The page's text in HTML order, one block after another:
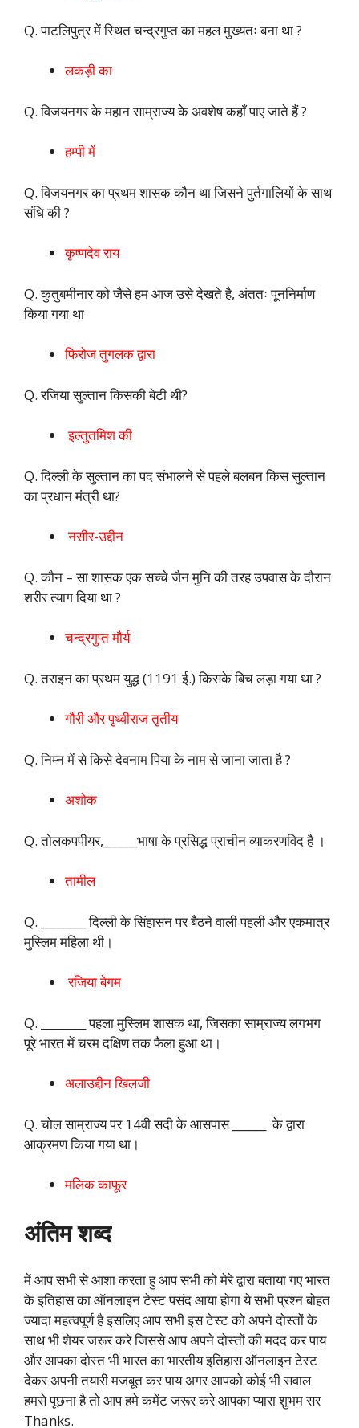
Q. पाटलिपुत्र में स्थित चन्द्रगुप्त का महल मुख्यतः बना था ?
लकड़ी का
Q. विजयनगर के महान साम्राज्य के अवशेष कहाँ पाए जाते हैं ?
हम्पी में
Q. विजयनगर का प्रथम शासक कौन था जिसने पुर्तगालियों के साथ
संधि की ?
कृष्णदेव राय
Q. कुतुबमीनार को जैसे हम आज उसे देखते है, अंततः पूननिर्माण
किया गया था
फिरोज तुगलक द्वारा
Q. रजिया सुल्तान किसकी बेटी थी?
इल्तुतमिश की
Q. दिल्ली के सुल्तान का पद संभालने से पहले बलबन किस सुल्तान
का प्रधान मंत्री था?
नसीर-उद्दीन
Q. कौन – सा शासक एक सच्चे जैन मुनि की तरह उपवास के दौरान
शरीर त्याग दिया था ?
चन्द्रगुप्त मौर्य
Q. तराइन का प्रथम युद्ध (1191 ई.) किसके बिच लड़ा गया था ?
गौरी और पृथ्वीराज तृतीय
Q. निम्न में से किसे देवनाम पिया के नाम से जाना जाता है ?
अशोक
Q. तोलकपपीयर,______भाषा के प्रसिद्ध प्राचीन व्याकरणविद है ।
तामील
Q. ________ दिल्ली के सिंहासन पर बैठने वाली पहली और एकमात्र
मुस्लिम महिला थी।
रजिया बेगम
Q. ________ पहला मुस्लिम शासक था, जिसका साम्राज्य लगभग
पूरे भारत में चरम दक्षिण तक फैला हुआ था।
अलाउद्दीन खिलजी
Q. चोल साम्राज्य पर 14वी सदी के आसपास ______ के द्वारा
आक्रमण किया गया था।
मलिक काफूर
अंतिम शब्द
में आप सभी से आशा करता हु आप सभी को मेरे द्वारा बताया गए भारत
के इतिहास का ऑनलाइन टेस्ट पसंद आया होगा ये सभी प्रश्न बोहत
ज्यादा महत्वपूर्ण है इसलिए आप सभी इस टेस्ट को अपने दोस्तों के
साथ भी शेयर जरूर करे जिससे आप अपने दोस्तों की मदद कर पाय
और आपका दोस्त भी भारत का भारतीय इतिहास ऑनलाइन टेस्ट
देकर अपनी तयारी मजबूत कर पाय अगर आपको कोई भी सवाल
हमसे पूछना है तो आप हमे कमेंट जरूर करे आपका प्यारा शुभम सर
Thanks.